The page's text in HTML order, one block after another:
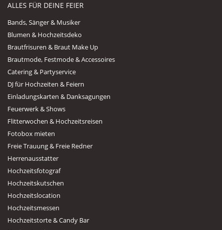
ALLES FÜR DEINE FEIER
Bands, Sänger & Musiker
Blumen & Hochzeitsdeko
Brautfrisuren & Braut Make Up
Brautmode, Festmode & Accessoires
Catering & Partyservice
DJ für Hochzeiten & Feiern
Einladungskarten & Danksagungen
Feuerwerk & Shows
Flitterwochen & Hochzeitsreisen
Fotobox mieten
Freie Trauung & Freie Redner
Herrenausstatter
Hochzeitsfotograf
Hochzeitskutschen
Hochzeitslocation
Hochzeitsmessen
Hochzeitstorte & Candy Bar